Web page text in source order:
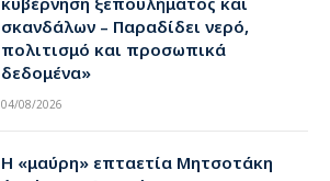
σκανδάλων – Παραδίδει νερό,
πολιτισμό και προσωπικά
δεδομένα»
04/08/2026
Η «μαύρη» επταετία Μητσοτάκη